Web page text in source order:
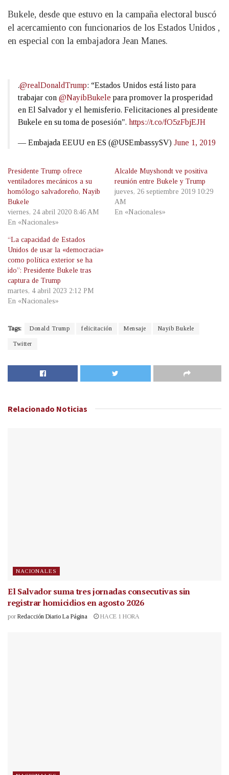
Bukele, desde que estuvo en la campaña electoral buscó
el acercamiento con funcionarios de los Estados Unidos ,
en especial con la embajadora Jean Manes.
.@realDonaldTrump: “Estados Unidos está listo para
trabajar con @NayibBukele para promover la prosperidad
en El Salvador y el hemisferio. Felicitaciones al presidente
Bukele en su toma de posesión". https://t.co/fO5zFbjEJH
— Embajada EEUU en ES (@USEmbassySV) June 1, 2019
Presidente Trump ofrece
ventiladores mecánicos a su
homólogo salvadoreño, Nayib
Bukele
viernes, 24 abril 2020 8:46 AM
En «Nacionales»
Alcalde Muyshondt ve positiva
reunión entre Bukele y Trump
jueves, 26 septiembre 2019 10:29
AM
En «Nacionales»
“La capacidad de Estados
Unidos de usar la «democracia»
como política exterior se ha
ido”: Presidente Bukele tras
captura de Trump
martes, 4 abril 2023 2:12 PM
En «Nacionales»
Tags: Donald Trump felicitación Mensaje Nayib Bukele
Twitter
Relacionado Noticias
NACIONALES
El Salvador suma tres jornadas consecutivas sin
registrar homicidios en agosto 2026
por Redacción Diario La Página HACE 1 HORA